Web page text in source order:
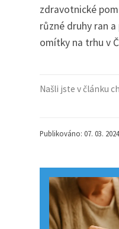
zdravotnické
různé druhy ran
omítky na trhu v
Našli jste v článku
Publikováno: 07. 03. 2024